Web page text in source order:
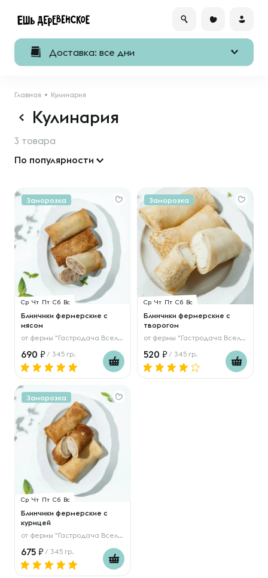
Доставка: все дни
Главная Кулинария
Кулинария
3 товара
По популярности
Заморозка
Ср Чт Пт Сб Вс
Блинчики фермерские с
мясом
от фермы "Гастродача Вселуг"
690 / 345 гр.
Заморозка
Ср Чт Пт Сб Вс
Блинчики фермерские с
творогом
от фермы "Гастродача Вселуг"
520 / 345 гр.
Заморозка
Ср Чт Пт Сб Вс
Блинчики фермерские с
курицей
от фермы "Гастродача Вселуг"
675 / 345 гр.